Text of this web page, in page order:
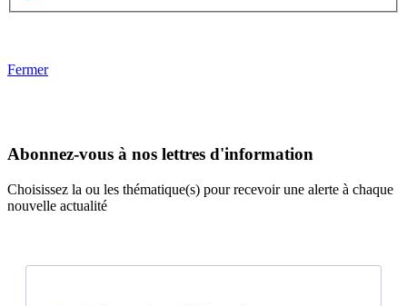
Fermer
Abonnez-vous à nos lettres d'information
Choisissez la ou les thématique(s) pour recevoir une alerte à chaque
nouvelle actualité